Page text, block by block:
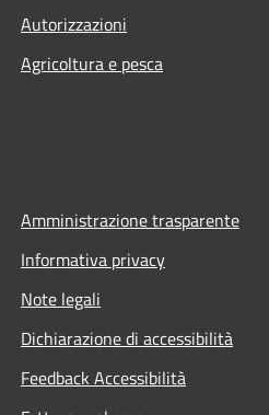
Autorizzazioni
Agricoltura e pesca
Amministrazione trasparente
Informativa privacy
Note legali
Dichiarazione di accessibilità
Feedback Accessibilità